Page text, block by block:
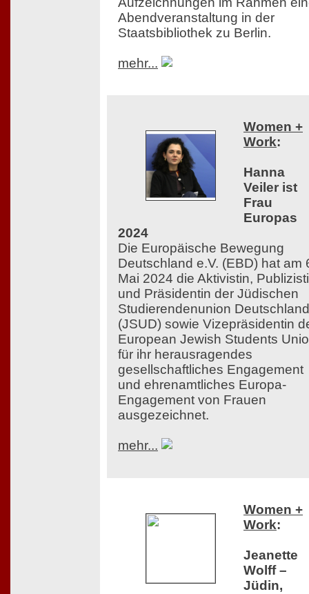
Abendveranstaltung in der
Staatsbibliothek zu Berlin.
mehr...
Women +
Work:
Hanna
Veiler ist
Frau
Europas
2024
Die Europäische Bewegung
Deutschland e.V. (EBD) hat am
Mai 2024 die Aktivistin,
und Präsidentin der Jüdischen
Studierendenunion
(JSUD) sowie Vizepräsidentin
European Jewish Students
für ihr herausragendes
gesellschaftliches Engagement
und ehrenamtliches Europa-
Engagement von Frauen
ausgezeichnet.
mehr...
Women +
Work:
Jeanette
Wolff –
Jüdin,